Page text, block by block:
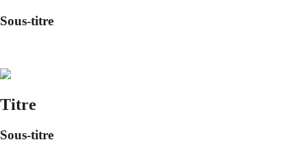
Sous-titre
Titre
Sous-titre